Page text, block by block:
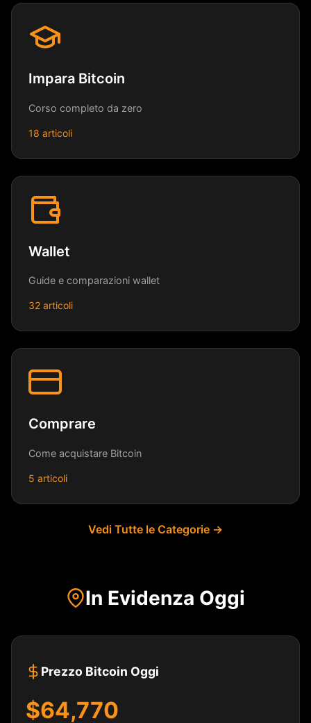
Impara Bitcoin
Corso completo da zero
18 articoli
Wallet
Guide e comparazioni wallet
32 articoli
Comprare
Come acquistare Bitcoin
5 articoli
Vedi Tutte le Categorie →
In Evidenza Oggi
Prezzo Bitcoin Oggi
$64,770